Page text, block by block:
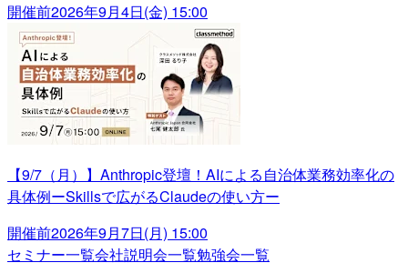
開催前2026年9月4日(金) 15:00
【9/7（月）】Anthropic登壇！AIによる自治体業務効率化の
具体例ーSkillsで広がるClaudeの使い方ー
開催前2026年9月7日(月) 15:00
セミナー一覧会社説明会一覧勉強会一覧